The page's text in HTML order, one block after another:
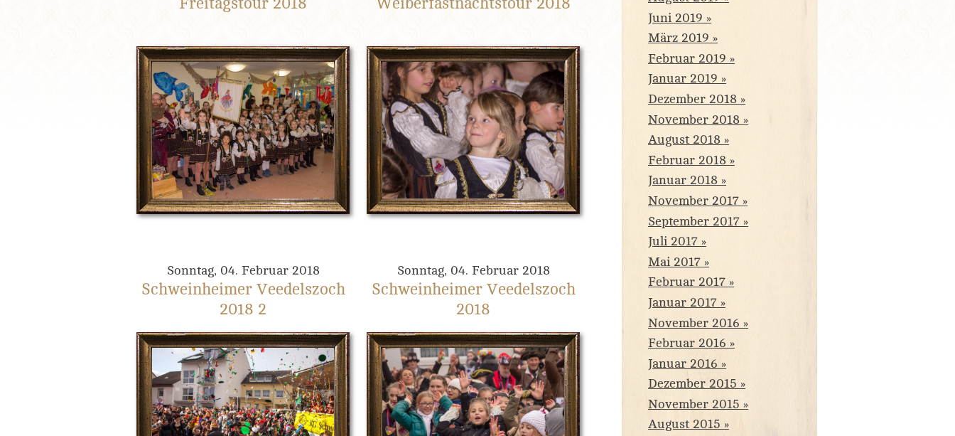
Sonntag, 04. Februar 2018
Schweinheimer Veedelszoch
2018 2
Sonntag, 04. Februar 2018
Schweinheimer Veedelszoch
2018
Juni 2019
März 2019
Februar 2019
Januar 2019
Dezember 2018
November 2018
August 2018
Februar 2018
Januar 2018
November 2017
September 2017
Juli 2017
Mai 2017
Februar 2017
Januar 2017
November 2016
Februar 2016
Januar 2016
Dezember 2015
November 2015
August 2015